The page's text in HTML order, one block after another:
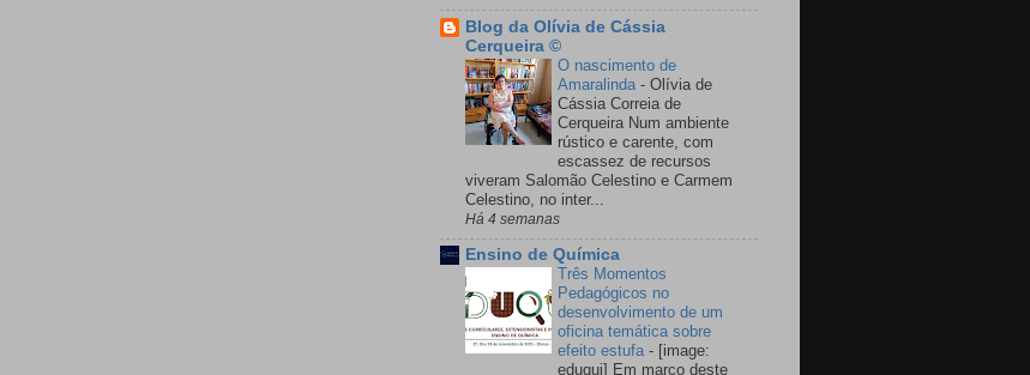
Blog da Olívia de Cássia
Cerqueira ©
O nascimento de
Amaralinda - Olívia de
Cássia Correia de
Cerqueira Num ambiente
rústico e carente, com
escassez de recursos
viveram Salomão Celestino e Carmem
Celestino, no inter...
Há 4 semanas
Ensino de Química
Três Momentos
Pedagógicos no
desenvolvimento de um
oficina temática sobre
efeito estufa - [image:
eduqui] Em março deste